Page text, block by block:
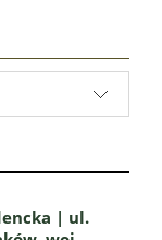
| ul.